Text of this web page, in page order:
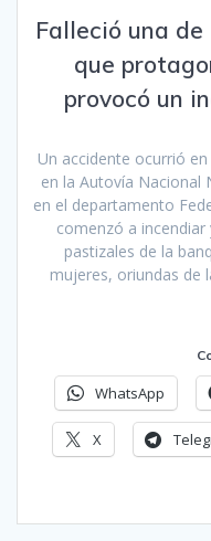
Falleció una
que
provocó un
Un accidente ocurrió
en la Autovía Nacional
en el departamento
comenzó a
pastizales de la
mujeres, oriundas de
WhatsApp
X